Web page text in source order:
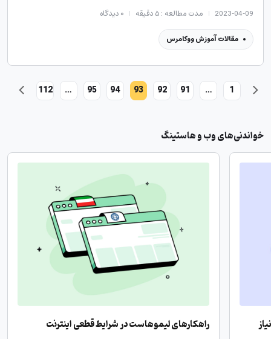
2023-04-09 مدت مطالعه : ۵ دقیقه ۰دیدگاه
مقالات آموزش ووکامرس
1
…
91
92
93
94
95
…
112
خواندنی‌های وب و هاستینگ
راهکارهای لیموهاست در شرایط قطعی اینترنت